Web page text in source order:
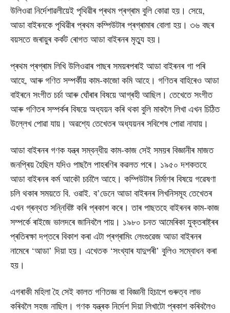
উলিওৱা নিৰ্দেশাৱলীয়েই পৃথিৱীৰ প্ৰথম প্ৰগ্ৰাম বুলি কোৱা হয়। সেয়ে,
আডা বাইৰনকে পৃথিৱীৰ প্ৰথম কম্পিউটাৰ প্ৰগ্ৰামাৰ বোলা হয়। ৩৬ বছৰ
বয়সতে জৰায়ুৰ কৰ্কট ৰোগত আডা বাইৰনৰ মৃত্যু হয়।
প্ৰথম প্ৰগ্ৰাম লিখি উলিওৱাৰ পাছৰ সময়ৰপৰাই আডা বাইৰনৰ গা পৰি
আহে, আৰু গণিত সম্পৰ্কীয় কাম-কাজো কমি আহে। গণিতৰ বাহিৰেও আডা
বাইৰনে সংগীত চৰ্চা আৰু ঘোঁৰাৰ বিষয়ে আগ্ৰহী আছিল। তেখেতে সংগীত
আৰু গণিতৰ সম্পৰ্কৰ বিষয়ে অধ্যয়ন কৰি থকা বুলি মাকলৈ লিখা এখন চিঠিত
উল্লেখ পোৱা যায়। অৱশ্যে তেখেতৰ অধ্যয়নৰ সবিশেষ পোৱা নাযায়।
আডা বাইৰনৰ গণক যন্ত্ৰ সম্বন্ধীয় কাম-কাজ সেই সময়ৰ বিজ্ঞানীৰ মাজত
জনপ্ৰিয় হৈছিল যদিও পাছলৈ পাহৰণিৰ কৱলত পৰে। ১৯৫০ দশকতহে
আডা বাইৰনৰ কৰ্ম আকৌ চৰ্চালৈ আহে। কম্পিউটাৰ নিৰ্মাণৰ বিষয়ে গৱেষণা
চলি থকাৰ সময়তে বি. ওৱাই. ব’ডেনে আডা বাইৰনৰ লিখনিসমূহ তেখেতৰ
এখন গ্ৰন্থত সন্নিবিষ্ট কৰি প্ৰকাশ কৰে। তাৰ পাছতহে বাইৰনৰ কাম-কাজ
সম্পৰ্কে ৰাইজে ভালদৰে জানিবলৈ পায়। ১৯৮০ চনত আমেৰিকা যুক্তৰাষ্ট্ৰৰ
প্ৰতিৰক্ষা দপ্তৰে বিকাশ কৰা এটা প্ৰগ্ৰামিং লেংগুৱেজ আডা বাইৰনৰ
নামেৰে ‘আডা’ দিয়া হয়। এখেতক ‘সংখ্যাৰ যাদুপৰী’ বুলিও সম্বোধন কৰা
হয়।
এগৰাকী মহিলা হৈ সেই কালত গণিতজ্ঞ বা বিজ্ঞানী হিচাপে গুৰুত্ব লাভ
কৰিবলৈ সহজ নাছিল। গণক যন্ত্ৰক নিৰ্দেশ দিয়া লিখাটো প্ৰকাশ কৰিবলৈও